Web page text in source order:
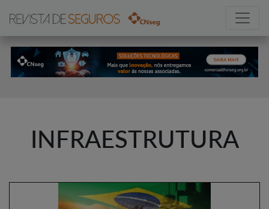
INFRAESTRUTURA